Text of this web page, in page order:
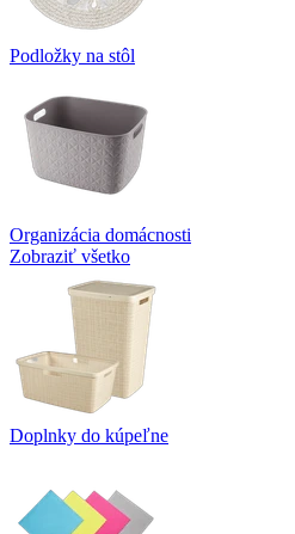
Podložky na stôl
Organizácia domácnosti
Zobraziť všetko
Doplnky do kúpeľne